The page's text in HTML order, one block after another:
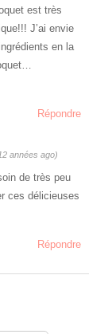
est très
J’ai envie
en la
Répondre
années ago)
de très peu
ces délicieuses
Répondre